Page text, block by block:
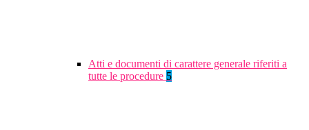
Atti e documenti di carattere generale riferiti a
tutte le procedure 5